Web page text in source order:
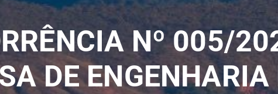
Nº 005/
DE